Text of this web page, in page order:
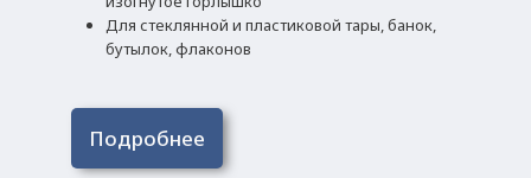
Для стеклянной и пластиковой тары, банок,
бутылок, флаконов
Подробнее